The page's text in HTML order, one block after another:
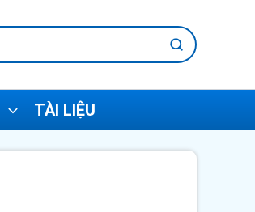
TÀI LIỆU